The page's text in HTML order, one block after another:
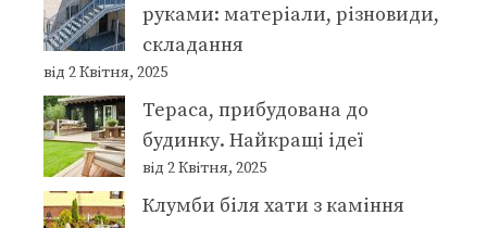
руками: матеріали, різновиди,
складання
від 2 Квітня, 2025
Тераса, прибудована до
будинку. Найкращі ідеї
від 2 Квітня, 2025
Клумби біля хати з каміння